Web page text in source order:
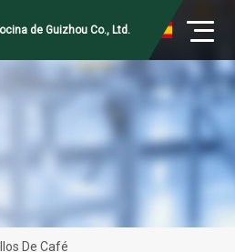
de Guizhou Co., Ltd.
De Café